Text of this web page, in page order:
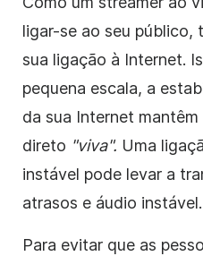
ligar-se ao seu público,
sua ligação à Internet.
pequena escala, a
da sua Internet
direto "viva". Uma
instável pode levar a
atrasos e áudio instável.
Para evitar que as